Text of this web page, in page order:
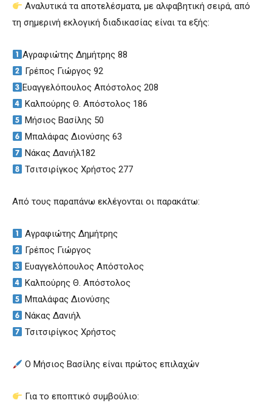
Αναλυτικά τα αποτελέσματα, με αλφαβητική σειρά, από
τη σημερινή εκλογική διαδικασίας είναι τα εξής:
Αγραφιώτης Δημήτρης 88
Γρέπος Γιώργος 92
Ευαγγελόπουλος Απόστολος 208
Καλπούρης Θ. Απόστολος 186
Μήσιος Βασίλης 50
Μπαλάφας Διονύσης 63
Νάκας Δανιήλ182
Τσιτσιρίγκος Χρήστος 277
Από τους παραπάνω εκλέγονται οι παρακάτω:
Αγραφιώτης Δημήτρης
Γρέπος Γιώργος
Ευαγγελόπουλος Απόστολος
Καλπούρης Θ. Απόστολος
Μπαλάφας Διονύσης
Νάκας Δανιήλ
Τσιτσιρίγκος Χρήστος
Ο Μήσιος Βασίλης είναι πρώτος επιλαχών
Για το εποπτικό συμβούλιο: